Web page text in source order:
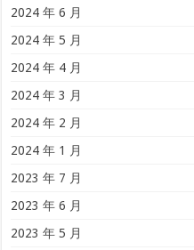
2024 年 6 月
2024 年 5 月
2024 年 4 月
2024 年 3 月
2024 年 2 月
2024 年 1 月
2023 年 7 月
2023 年 6 月
2023 年 5 月